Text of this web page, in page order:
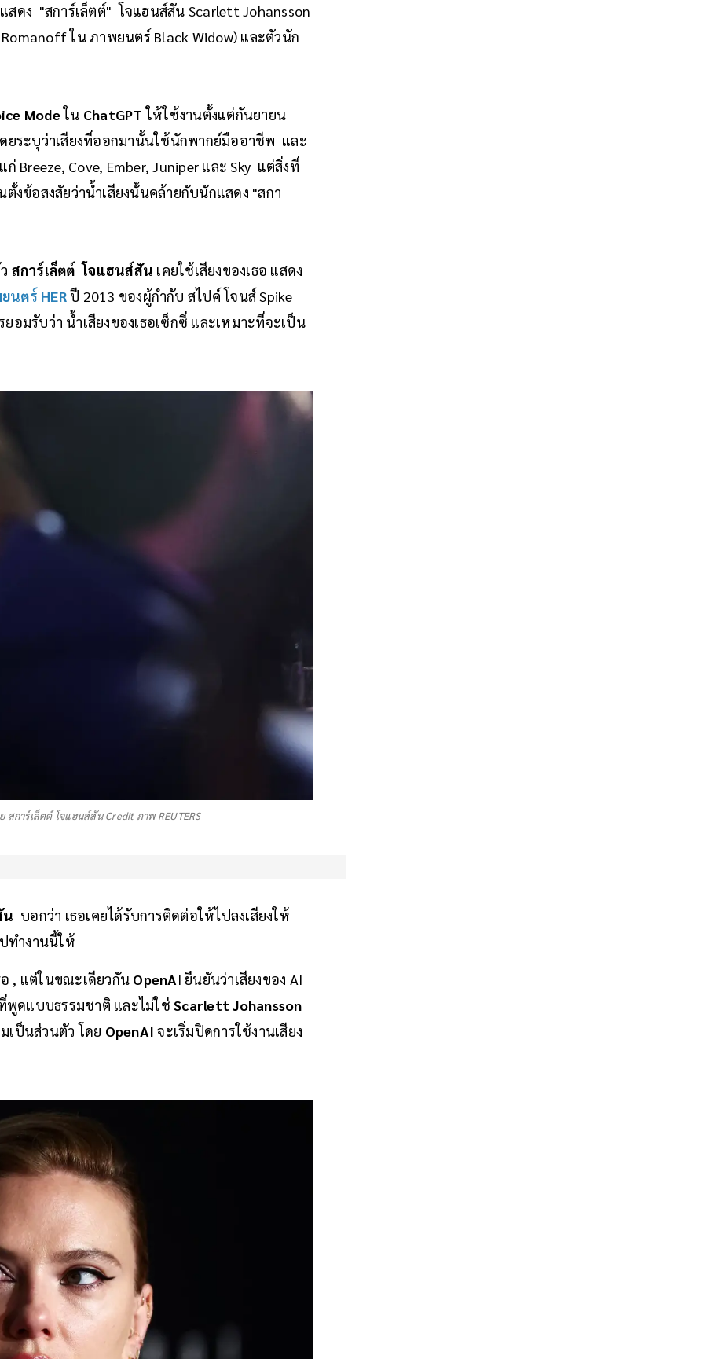
ดง "สการ์เล็ตต์" โจแฮนส์สัน Scarlett Johansson
ใน ภาพยนตร์ Black Widow) และตัวนัก
Modeใน ChatGPT ให้ใช้งานตั้งแต่กันยายน
ดยระบุว่าเสียงที่ออกมานั้นใช้นักพากย์มืออาชีพ และ
Breeze, Cove, Ember, Juniper และ Sky แต่สิ่งที่
ตั้งข้อสงสัยว่าน้ำเสียงนั้นคล้ายกับนักแสดง "สกา
สการ์เล็ตต์ โจแฮนส์สัน เคยใช้เสียงของเธอ แสดง
นตร์ HERปี 2013 ของผู้กำกับ สไปค์ โจนส์ Spike
อมรับว่า น้ำเสียงของเธอเซ็กซี่ และเหมาะที่จะเป็น
สการ์เล็ตต์ โจแฮนส์สัน Credit ภาพ REUTERS
น บอกว่า เธอเคยได้รับการติดต่อให้ไปลงเสียงให้
ทำงานนี้ให้
, แต่ในขณะเดียวกัน OpenAI ยืนยันว่าเสียงของ AI
พูดแบบธรรมชาติ และไม่ใช่Scarlett Johansson
เป็นส่วนตัว โดย OpenAI จะเริ่มปิดการใช้งานเสียง